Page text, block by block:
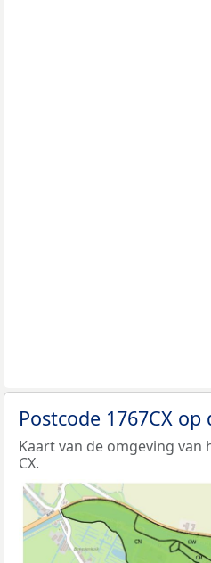
Postcode 1767CX
Kaart van de omgeving van
CX.